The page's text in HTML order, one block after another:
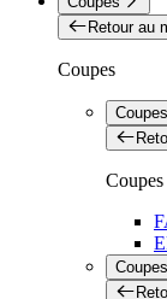
Retour au
Coupes
Coupes